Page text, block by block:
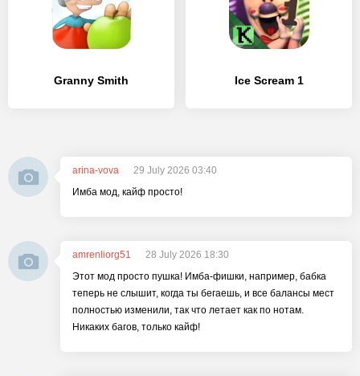
Granny Smith Ice Scream 1
arina-vova
29 July 2026 03:40
Имба мод, кайф просто!
amrenliorg51
28 July 2026 18:30
Этот мод просто пушка! Имба-фишки, например, бабка
теперь не слышит, когда ты бегаешь, и все балансы мест
полностью изменили, так что летает как по нотам.
Никаких багов, только кайф!